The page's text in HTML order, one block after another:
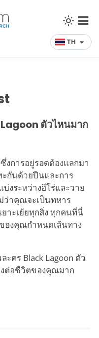
TH
ตัวไหนมาก
งการอยู่รอดต้องแลกมา
ะกันด้วยปืนและการ
งระหว่างฮีโร่และวาย
ว่าคุณจะเป็นทหาร
ยาะเย้ยทุกสิ่ง ทุกคนที่นี่
องคุณกำหนดเส้นทาง
คร Black Lagoon ตัว
ต่อชีวิตของคุณมาก